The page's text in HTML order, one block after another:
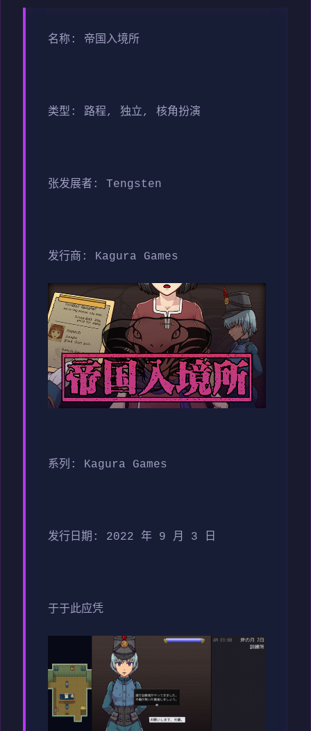
名称: 帝国入境所
类型: 路程, 独立, 核角扮演
张发展者: Tengsten
发行商: Kagura Games
系列: Kagura Games
发行日期: 2022 年 9 月 3 日
于于此应凭